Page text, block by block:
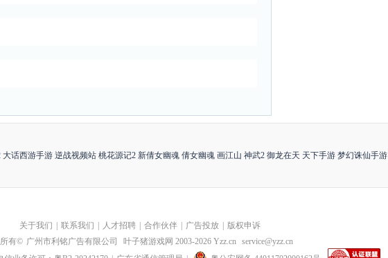
大话西游手游 逆战视频站 桃花源记2 新倩女幽魂 倩女幽魂 画江山 神武2 御龙在天 天下手游 梦幻诛仙手游
关于我们 联系我们 人才招聘 合作伙伴 广告投放
版权申诉
有© 广州市利铭广告有限公司 叶子猪游戏网 2003-2026 Yzz.cn service@yzz.cn